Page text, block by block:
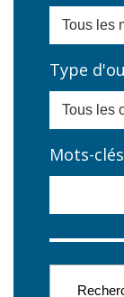
Type
Mots-clés